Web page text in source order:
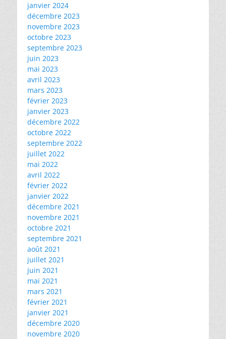
janvier 2024
décembre 2023
novembre 2023
octobre 2023
septembre 2023
juin 2023
mai 2023
avril 2023
mars 2023
février 2023
janvier 2023
décembre 2022
octobre 2022
septembre 2022
juillet 2022
mai 2022
avril 2022
février 2022
janvier 2022
décembre 2021
novembre 2021
octobre 2021
septembre 2021
août 2021
juillet 2021
juin 2021
mai 2021
mars 2021
février 2021
janvier 2021
décembre 2020
novembre 2020